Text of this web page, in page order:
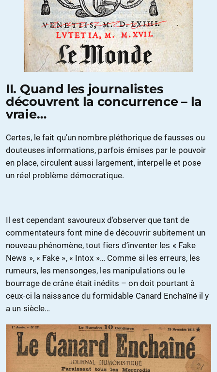
II. Quand les journalistes
découvrent la concurrence – la
vraie…
Certes, le fait qu’un nombre pléthorique de fausses ou
douteuses informations, parfois émises par le pouvoir
en place, circulent aussi largement, interpelle et pose
un réel problème démocratique.
Il est cependant savoureux d’observer que tant de
commentateurs font mine de découvrir subitement un
nouveau phénomène, tout fiers d’inventer les « Fake
News », « Fake », « Intox »… Comme si les erreurs, les
rumeurs, les mensonges, les manipulations ou le
bourrage de crâne était inédits – on doit pourtant à
ceux-ci la naissance du formidable Canard Enchaîné il y
a un siècle…